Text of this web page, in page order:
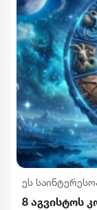
ეს
8 აგვისტოს